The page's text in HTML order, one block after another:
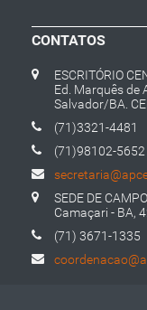
CONTATOS
ESCRITÓRIO
Ed. Marquês de
Salvador/BA.
(71)3321-4481
(71)98102-5652
SEDE DE
Camaçari - BA,
(71) 3671-1335